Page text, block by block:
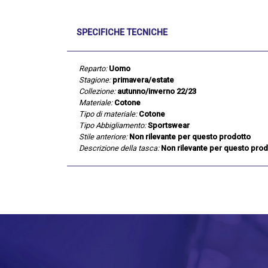
SPECIFICHE TECNICHE
Reparto: Uomo
Stagione: primavera/estate
Collezione: autunno/inverno 22/23
Materiale: Cotone
Tipo di materiale: Cotone
Tipo Abbigliamento: Sportswear
Stile anteriore: Non rilevante per questo prodotto
Descrizione della tasca: Non rilevante per questo